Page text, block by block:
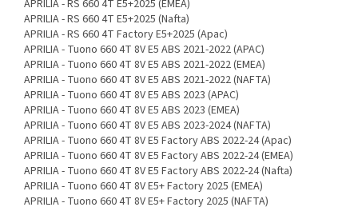
APRILIA - RS 660 4T E5+2025 (EMEA)
APRILIA - RS 660 4T E5+2025 (Nafta)
APRILIA - RS 660 4T Factory E5+2025 (Apac)
APRILIA - Tuono 660 4T 8V E5 ABS 2021-2022 (APAC)
APRILIA - Tuono 660 4T 8V E5 ABS 2021-2022 (EMEA)
APRILIA - Tuono 660 4T 8V E5 ABS 2021-2022 (NAFTA)
APRILIA - Tuono 660 4T 8V E5 ABS 2023 (APAC)
APRILIA - Tuono 660 4T 8V E5 ABS 2023 (EMEA)
APRILIA - Tuono 660 4T 8V E5 ABS 2023-2024 (NAFTA)
APRILIA - Tuono 660 4T 8V E5 Factory ABS 2022-24 (Apac)
APRILIA - Tuono 660 4T 8V E5 Factory ABS 2022-24 (EMEA)
APRILIA - Tuono 660 4T 8V E5 Factory ABS 2022-24 (Nafta)
APRILIA - Tuono 660 4T 8V E5+ Factory 2025 (EMEA)
APRILIA - Tuono 660 4T 8V E5+ Factory 2025 (NAFTA)